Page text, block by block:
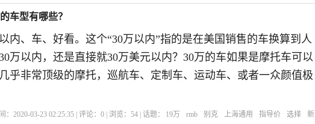
车型有哪些？
内、车、好看。这个“30万以内”指的是在美国销售的车换算到人
万以内，还是直接就30万美元以内？30万的车如果是摩托车可以
乎非常顶级的摩托，巡航车、定制车、运动车、或者一众颜值极
：2020-03-23 02:25:35 | 评论：0 | 浏览：54 | 话题： 19万 rmb 别克 上海通用 指导价 选择
新